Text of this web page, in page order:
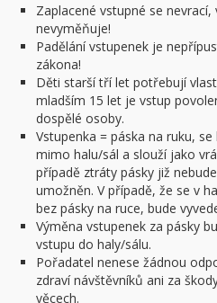
Zaplacené vstupné se nevrací,
nevyměňuje!
Padělání vstupenek je
zákona!
Děti starší tří let potřebují
mladším 15 let je vstup
dospělé osoby.
Vstupenka = páska na ruku,
mimo halu/sál a slouží jako
případě ztráty pásky již
umožněn. V případě, že se v
bez pásky na ruce, bude
Výměna vstupenek za pásky
vstupu do haly/sálu.
Pořadatel nenese žádnou
zdraví návštěvníků ani za
věcech.